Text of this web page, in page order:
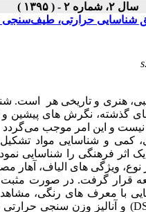
سال ۲، شماره ۲ - ( ۱۳۹۵ )
شناسایی حرارتی، طیف‌سنجی
هنری و تاریخی هر است.
گذشته، نگرش های پیشین
و این امر موجب می‌گردد
کمی و شناسایی مواد
یک اثر فرهنگی را
ویژگی های الیاف، آهار
قرار گرفت. در صورت مثبت
با معرف های رنگی،